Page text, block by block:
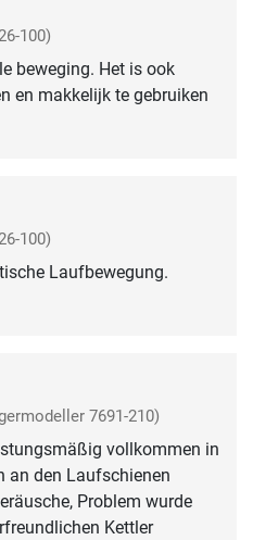
100)
beweging. Het is ook
en makkelijk te gebruiken
100)
Laufbewegung.
7691-210)
vollkommen in
an den Laufschienen
Problem wurde
Kettler